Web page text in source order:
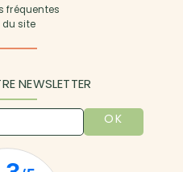
fréquentes
du site
NEWSLETTER
OK